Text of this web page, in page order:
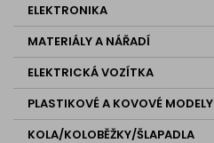
ELEKTRONIKA
MATERIÁLY A NÁŘADÍ
ELEKTRICKÁ VOZÍTKA
PLASTIKOVÉ A KOVOVÉ MODELY
KOLA/KOLOBĚŽKY/ŠLAPADLA